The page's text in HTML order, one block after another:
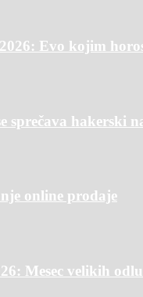
Evo kojim
sprečava hakerski
online prodaje
Mesec velikih